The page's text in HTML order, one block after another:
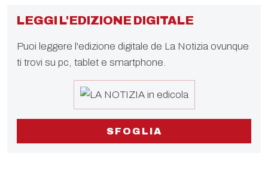
LEGGI L'EDIZIONE DIGITALE
Puoi leggere l'edizione digitale de La Notizia ovunque
ti trovi su pc, tablet e smartphone.
SFOGLIA